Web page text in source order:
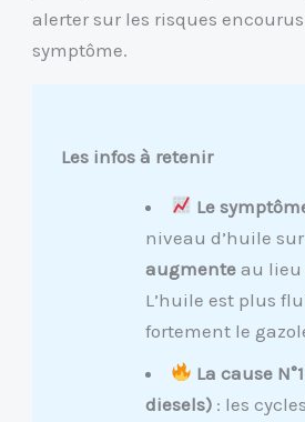
alerter sur les risques
symptôme.
Les infos à retenir
Le
niveau d’huile
augmenteau lieu
L’huile est plus
fortement le
La cause
diesels) : les